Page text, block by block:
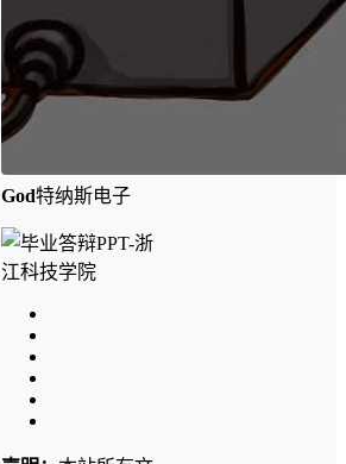
God特纳斯电子